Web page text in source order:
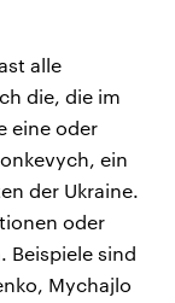
alle
die, die im
eine oder
ein
der Ukraine.
oder
Beispiele sind
Mychajlo